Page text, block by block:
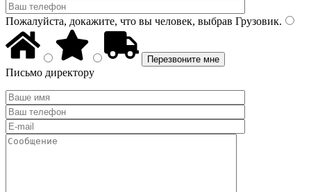
Пожалуйста, докажите, что вы человек, выбрав Грузовик.
Письмо директору